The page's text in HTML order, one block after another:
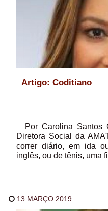
Artigo: Coditiano
Por Carolina Santos
Diretora Social da
correr diário, em ida
inglês, ou de tênis, uma
13 MARÇO 2019